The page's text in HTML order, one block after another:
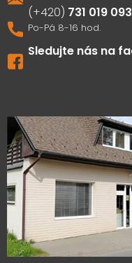
731 019 093
Sledujte nás na